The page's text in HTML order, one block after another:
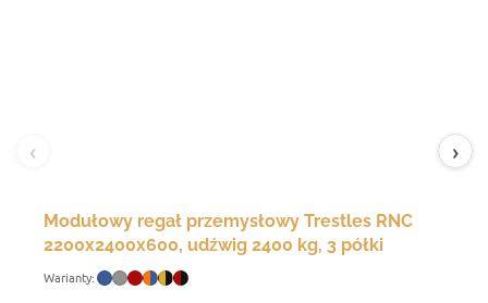
Modułowy regał przemysłowy Trestles RNC
2200x2400x600, udźwig 2400 kg, 3 półki
‹ ›